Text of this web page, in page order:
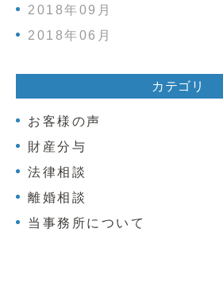
2018年09月
2018年06月
カテゴリ
お客様の声
財産分与
法律相談
離婚相談
当事務所について